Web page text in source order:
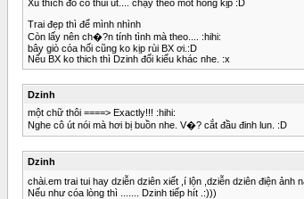
Xù thích đồ cỗ thui út.... chạy theo mốt hông kịp :D
Trai đẹp thì để mình nhình
Còn lấy nên ch�?n tính tình mà theo.... :hihi:
bây giò cóa hối cũng ko kịp rùi BX ơi.:D
Nếu BX ko thich thì Dzinh đổi kiểu khác nhe. :x
Dzinh
một chữ thôi ====> Exactly!!! :hihi:
Nghe cô út nói mà hơi bị buồn nhe. V�? cắt đầu đinh lun. :D
Dzinh
chài.em trai tui hay dziễn dziên xiết ,í lộn ,dziễn dziên điện
Nếu như cóa lòng thì ....... Dzinh tiếp hít .:)))